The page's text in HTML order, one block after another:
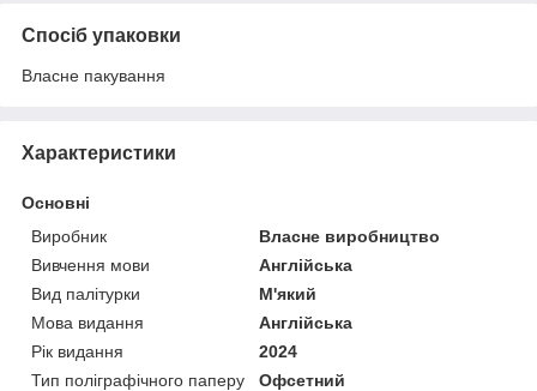
Спосіб упаковки
Власне пакування
Характеристики
Основні
Виробник
Власне виробництво
Вивчення мови
Англійська
Вид палітурки
М'який
Мова видання
Англійська
Рік видання
2024
Тип поліграфічного паперу
Офсетний